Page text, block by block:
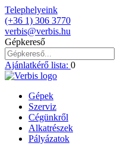
Telephelyeink
(+36 1) 306 3770
verbis@verbis.hu
Gépkereső
Ajánlatkérő lista: 0
Gépek
Szerviz
Cégünkről
Alkatrészek
Pályázatok